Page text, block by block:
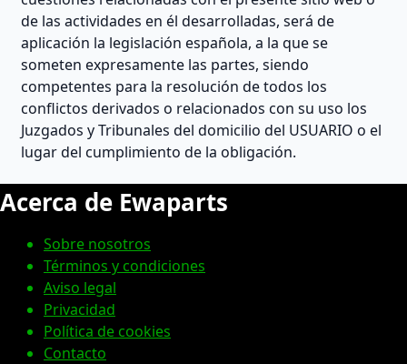
de las actividades en él desarrolladas, será de
aplicación la legislación española, a la que se
someten expresamente las partes, siendo
competentes para la resolución de todos los
conflictos derivados o relacionados con su uso los
Juzgados y Tribunales del domicilio del USUARIO o el
lugar del cumplimiento de la obligación.
Acerca de Ewaparts
Sobre nosotros
Términos y condiciones
Aviso legal
Privacidad
Política de cookies
Contacto